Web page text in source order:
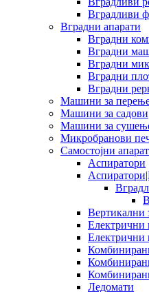
Вградливи
Вградни апарати
Вградни
Вградни
Вградни
Вградни
Вградни
Машини за
Машини за садови
Машини за
Микробранови
Самостојни
Аспиратори
Вертикални
Електрични
Ледомати